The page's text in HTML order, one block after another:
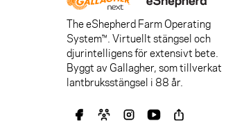
The eShepherd Farm Operating
System™. Virtuellt stängsel och
djurintelligens för extensivt bete.
Byggt av Gallagher, som tillverkat
lantbruksstängsel i 88 år.